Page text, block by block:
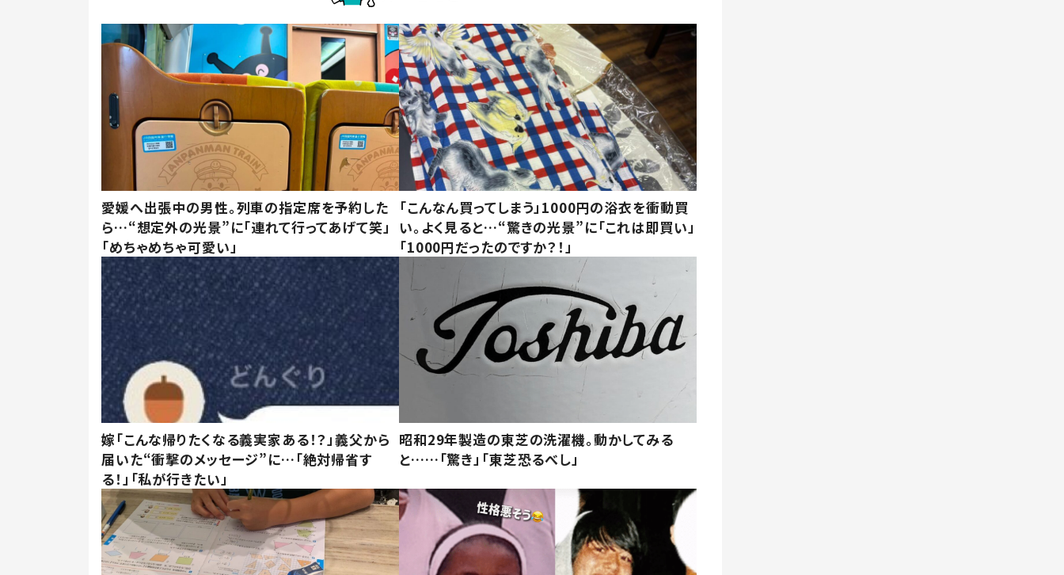
愛媛へ出張中の男性。列車の指定席を予約した
ら…“想定外の光景”に「連れて行ってあげて笑」
「めちゃめちゃ可愛い」
「こんなん買ってしまう」1000円の浴衣を衝動買
い。よく見ると…“驚きの光景”に「これは即買い」
「1000円だったのですか？！」
嫁「こんな帰りたくなる義実家ある！？」義父から
届いた“衝撃のメッセージ”に…「絶対帰省す
る！」「私が行きたい」
昭和29年製造の東芝の洗濯機。動かしてみる
と……「驚き」「東芝恐るべし」